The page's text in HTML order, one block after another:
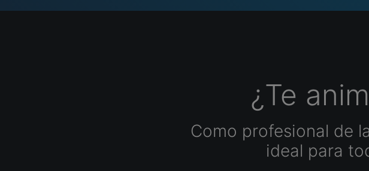
¿Te
Como profesional de
ideal para